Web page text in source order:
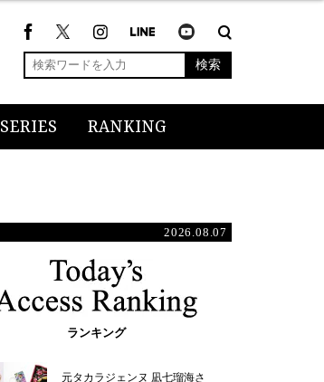
検索
SERIES RANKING
2026.08.07
ランキング
元タカラジェンヌ 凪七瑠海さ